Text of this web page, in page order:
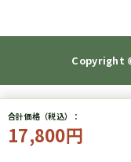
合計価格（税込）：
17,800円
Copyright